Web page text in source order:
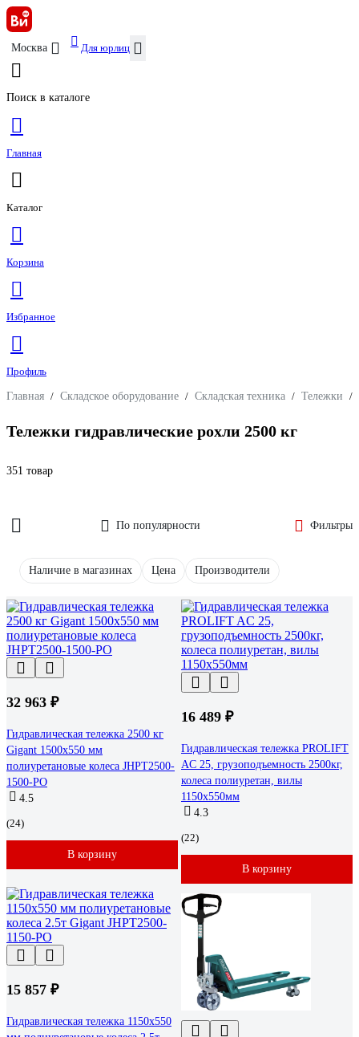
Москва Для юрлиц
Поиск в каталоге
Главная
Каталог
Корзина
Избранное
Профиль
Главная / Складское оборудование / Складская техника / Тележки /
Тележки гидравлические рохли 2500 кг
351 товар
По популярности Фильтры
Наличие в магазинах Цена Производители
32 963 ₽
Гидравлическая тележка 2500 кг
Gigant 1500x550 мм
полиуретановые колеса JHPT2500-
1500-PO
4.5
(24)
В корзину
16 489 ₽
Гидравлическая тележка PROLIFT
AC 25, грузоподъемность 2500кг,
колеса полиуретан, вилы
1150x550мм
4.3
(22)
В корзину
15 857 ₽
Гидравлическая тележка 1150x550